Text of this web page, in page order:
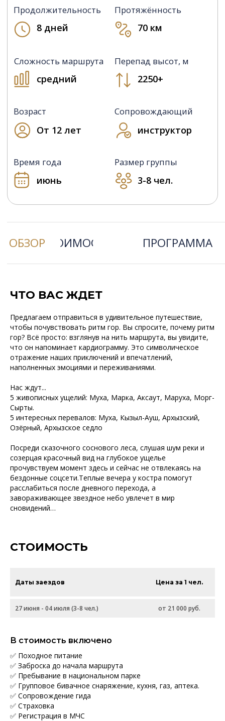
ЧТО ВАС ЖДЕТ
Предлагаем отправиться в удивительное путешествие,
чтобы почувствовать ритм гор. Вы спросите, почему ритм
гор? Всё просто: взглянув на нить маршрута, вы увидите,
что он напоминает кардиограмму. Это символическое
отражение наших приключений и впечатлений,
наполненных эмоциями и переживаниями.
Нас ждут...
5 живописных ущелий: Муха, Марка, Аксаут, Маруха, Морг-
Сырты.
5 интересных перевалов: Муха, Кызыл-Ауш, Архызский,
Озёрный, Архызское седло
Посреди сказочного соснового леса, слушая шум реки и
созерцая красочный вид на глубокое ущелье
прочувствуем момент здесь и сейчас не отвлекаясь на
бездонные соцсети.Теплые вечера у костра помогут
расслабиться после дневного перехода, а
завораживающее звездное небо увлечет в мир
сновидений…
СТОИМОСТЬ
Даты заездов Цена за 1 чел.
27 июня - 04 июля (3-8 чел.) от 21 000 руб.
В стоимость включено
✅ Походное питание
✅ Заброска до начала маршрута
✅ Пребывание в национальном парке
✅ Групповое бивачное снаряжение, кухня, газ, аптека.
✅ Сопровождение гида
✅ Страховка
✅ Регистрация в МЧС